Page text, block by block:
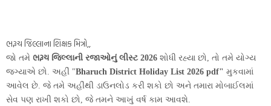
ભરૂચ જિલ્લાના શિક્ષક મિત્રો,,
જો તમે ભરૂચ જિલ્લાની રજાઓનું લીસ્ટ 2026 શોધી રહ્યા છો, તો તમે યોગ્ય
જગ્યાએ છો. અહીં "Bharuch District Holiday List 2026 pdf" મુકવામાં
આવેલ છે. જે તમે અહીંથી ડાઉનલોડ કરી શકો છો અને તમારા મોબાઈલમાં
સેવ પણ રાખી શકો છો, જે તમને આખું વર્ષ કામ આવશે.